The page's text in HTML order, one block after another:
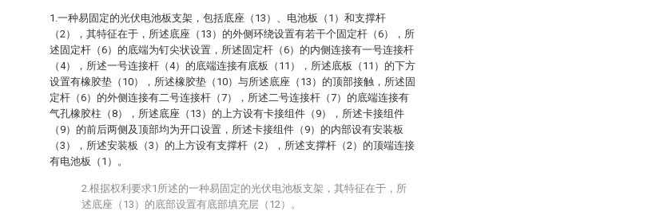
1.一种易固定的光伏电池板支架，包括底座（13）、电池板（1）和支撑杆
（2），其特征在于，所述底座（13）的外侧环绕设置有若干个固定杆（6），所
述固定杆（6）的底端为钉尖状设置，所述固定杆（6）的内侧连接有一号连接杆
（4），所述一号连接杆（4）的底端连接有底板（11），所述底板（11）的下方
设置有橡胶垫（10），所述橡胶垫（10）与所述底座（13）的顶部接触，所述固
定杆（6）的外侧连接有二号连接杆（7），所述二号连接杆（7）的底端连接有
气孔橡胶柱（8），所述底座（13）的上方设有卡接组件（9），所述卡接组件
（9）的前后两侧及顶部均为开口设置，所述卡接组件（9）的内部设有安装板
（3），所述安装板（3）的上方设有支撑杆（2），所述支撑杆（2）的顶端连接
有电池板（1）。
2.根据权利要求1所述的一种易固定的光伏电池板支架，其特征在于，所
述底座（13）的底部设置有底部填充层（12）。